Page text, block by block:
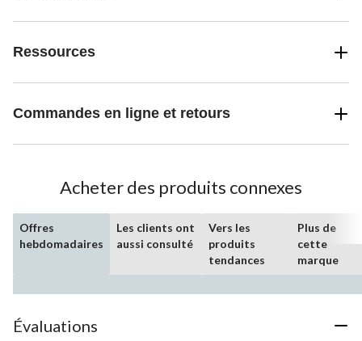
Ressources
Commandes en ligne et retours
Acheter des produits connexes
Offres
hebdomadaires
Les clients ont
aussi consulté
Vers les
produits
tendances
Plus de
cette
marque
Évaluations